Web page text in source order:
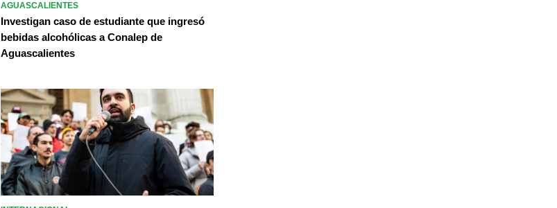
AGUASCALIENTES
Investigan caso de estudiante que ingresó
bebidas alcohólicas a Conalep de
Aguascalientes